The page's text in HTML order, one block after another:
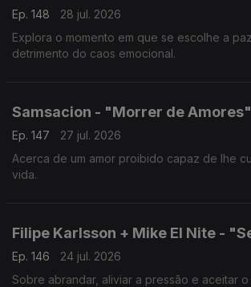
Ep. 148
28 jul. 2026
Explora o momento em que se escolhe a
detrimento do caos emocional.
Samsacion - "Morrer de Amores"
Ep. 147
27 jul. 2026
Acerca de um amor proibido capaz de lhe
vida.
Filipe Karlsson + Mike El Nite -
Ep. 146
24 jul. 2026
Sobre abrandar, aliviar a pressão e aceitar